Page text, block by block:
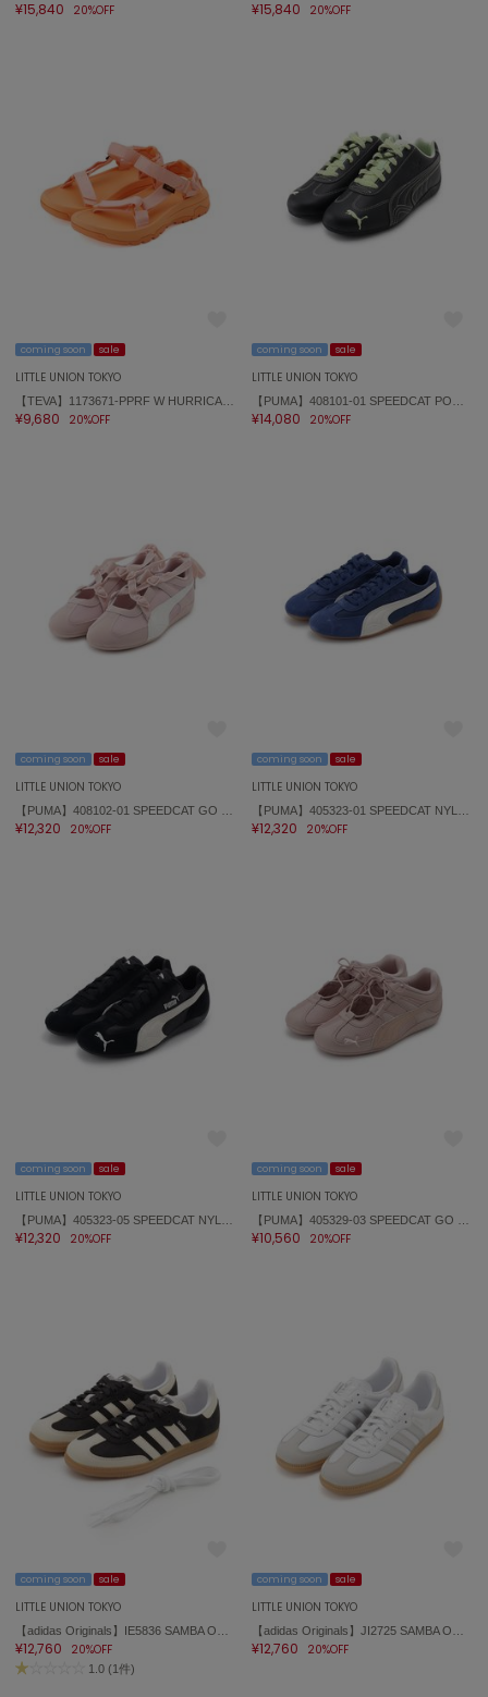
¥15,840 20%OFF ¥15,840 20%OFF
coming soon sale
LITTLE UNION TOKYO
¥9,680 20%OFF
coming soon sale
LITTLE UNION TOKYO
¥14,080 20%OFF
coming soon sale
LITTLE UNION TOKYO
¥12,320 20%OFF
coming soon sale
LITTLE UNION TOKYO
¥12,320 20%OFF
coming soon sale
LITTLE UNION TOKYO
【PUMA】405323-05 SPEEDCAT NYLON
¥12,320 20%OFF
coming soon sale
LITTLE UNION TOKYO
【PUMA】405329-03 SPEEDCAT GO MESH WNS
¥10,560 20%OFF
coming soon sale
LITTLE UNION TOKYO
¥12,760 20%OFF
1.0 (1件)
coming soon sale
LITTLE UNION TOKYO
¥12,760 20%OFF